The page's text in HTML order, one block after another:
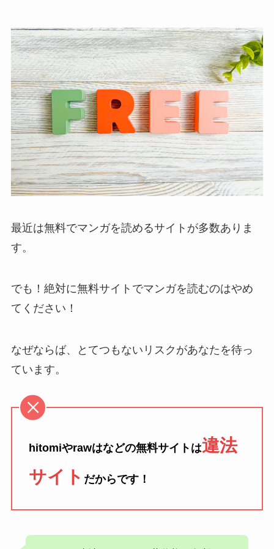
最近は無料でマンガを読めるサイトが多数ありま
す。
でも！絶対に無料サイトでマンガを読むのはやめ
てください！
なぜならば、とてつもないリスクがあなたを待っ
ています。
hitomiやrawはなどの無料サイトは違法
サイト だからです！